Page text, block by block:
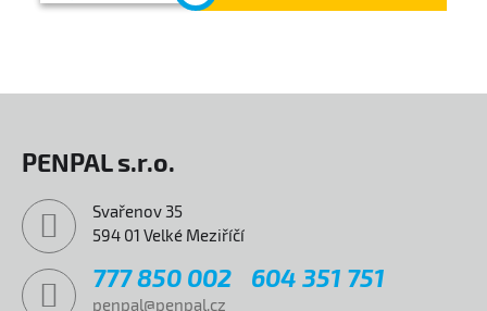
PENPAL s.r.o.
Svařenov 35
594 01 Velké Meziříčí
777 850 002 604 351 751
penpal@penpal.cz